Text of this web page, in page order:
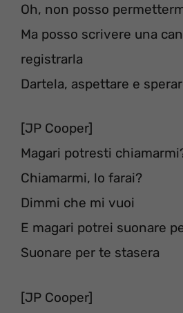
Oh, non posso
Ma posso scrivere una
registrarla
Dartela, aspettare e
[JP Cooper]
Magari potresti
Chiamarmi, lo farai?
Dimmi che mi vuoi
E magari potrei suonare
Suonare per te stasera
[JP Cooper]